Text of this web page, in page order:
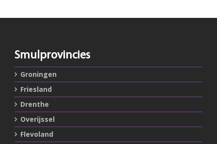
Smulprovincies
Groningen
Friesland
Drenthe
Overijssel
Flevoland